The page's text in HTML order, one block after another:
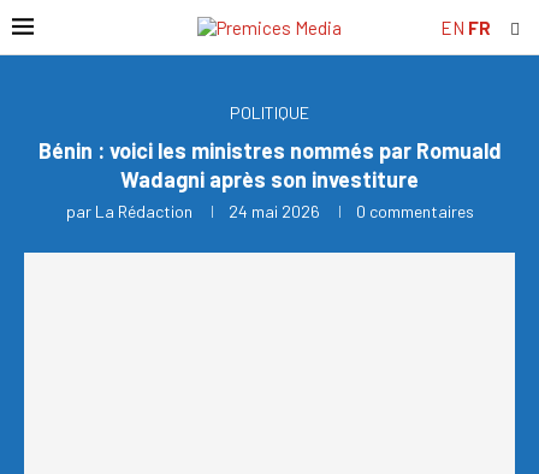
EN FR
POLITIQUE
Bénin : voici les ministres nommés par Romuald
Wadagni après son investiture
par La Rédaction 24 mai 2026 0 commentaires